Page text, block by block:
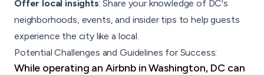
Offer local insights: Share your knowledge of DC's
neighborhoods, events, and insider tips to help guests
experience the city like a local.
Potential Challenges and Guidelines for Success:
While operating an Airbnb in Washington, DC can